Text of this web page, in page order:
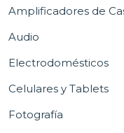
Amplificadores de
Audio
Electrodomésticos
Celulares y Tablets
Fotografía